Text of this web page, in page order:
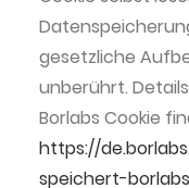
gesetzliche
unberührt.
Borlabs Cookie
https://
speichert-